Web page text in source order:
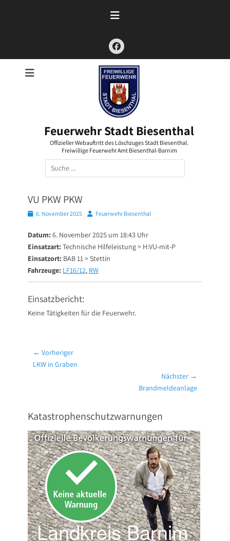
Facebook
Feuerwehr Stadt Biesenthal
Offizieller Webauftritt des Löschzuges Stadt Biesenthal.
Freiwillige Feuerwehr Amt Biesenthal-Barnim
Suchen
nach:
VU PKW PKW
Posted6. November 2025 AutorFeuerwehr Biesenthal
Datum: 6. November 2025 um 18:43 Uhr
Einsatzart: Technische Hilfeleistung > H:VU-mit-P
Einsatzort: BAB 11 > Stettin
Fahrzeuge: LF16/12, RW
Einsatzbericht:
Keine Tätigkeiten für die Feuerwehr.
Beitragsnavigation
← Vorheriger
Vorheriger
LKW in Graben
Nächster →
Brandmeldeanlage
Katastrophenschutzwarnungen